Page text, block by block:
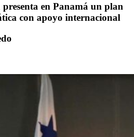
en Panamá un plan
con apoyo internacional